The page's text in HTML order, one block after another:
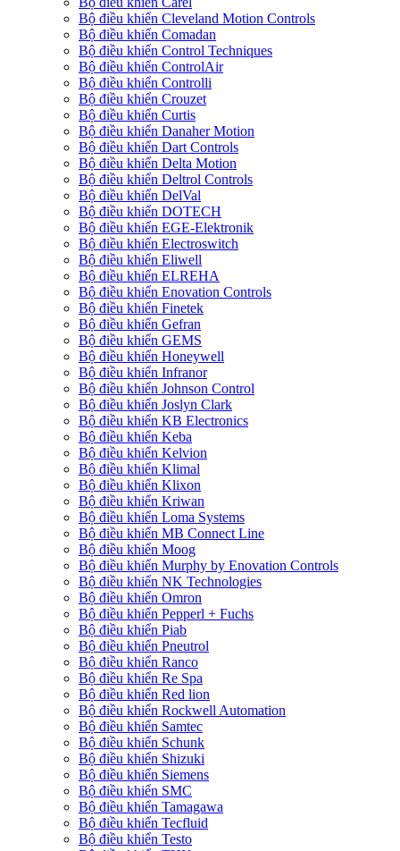
Bộ điều khiển Cleveland Motion Controls
Bộ điều khiển Comadan
Bộ điều khiển Control Techniques
Bộ điều khiển ControlAir
Bộ điều khiển Controlli
Bộ điều khiển Crouzet
Bộ điều khiển Curtis
Bộ điều khiển Danaher Motion
Bộ điều khiển Dart Controls
Bộ điều khiển Delta Motion
Bộ điều khiển Deltrol Controls
Bộ điều khiển DelVal
Bộ điều khiển DOTECH
Bộ điều khiển EGE-Elektronik
Bộ điều khiển Electroswitch
Bộ điều khiển Eliwell
Bộ điều khiển ELREHA
Bộ điều khiển Enovation Controls
Bộ điều khiển Finetek
Bộ điều khiển Gefran
Bộ điều khiển GEMS
Bộ điều khiển Honeywell
Bộ điều khiển Infranor
Bộ điều khiển Johnson Control
Bộ điều khiển Joslyn Clark
Bộ điều khiển KB Electronics
Bộ điều khiển Keba
Bộ điều khiển Kelvion
Bộ điều khiển Klimal
Bộ điều khiển Klixon
Bộ điều khiển Kriwan
Bộ điều khiển Loma Systems
Bộ điều khiển MB Connect Line
Bộ điều khiển Moog
Bộ điều khiển Murphy by Enovation Controls
Bộ điều khiển NK Technologies
Bộ điều khiển Omron
Bộ điều khiển Pepperl + Fuchs
Bộ điều khiển Piab
Bộ điều khiển Pneutrol
Bộ điều khiển Ranco
Bộ điều khiển Re Spa
Bộ điều khiển Red lion
Bộ điều khiển Rockwell Automation
Bộ điều khiển Samtec
Bộ điều khiển Schunk
Bộ điều khiển Shizuki
Bộ điều khiển Siemens
Bộ điều khiển SMC
Bộ điều khiển Tamagawa
Bộ điều khiển Tecfluid
Bộ điều khiển Testo